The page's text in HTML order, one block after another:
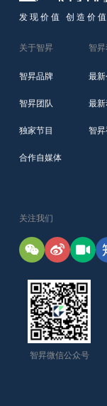
发现价值 创造价值
关于智昇
智昇品牌
智昇团队
独家节目
合作自媒体
智
最
最
智
关注我们
智昇微信公众号